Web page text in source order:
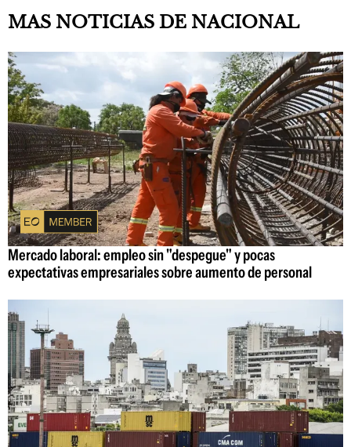
MAS NOTICIAS DE NACIONAL
Mercado laboral: empleo sin "despegue" y pocas
expectativas empresariales sobre aumento de personal